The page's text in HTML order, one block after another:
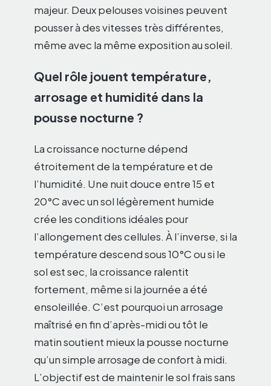
majeur. Deux pelouses voisines peuvent
pousser à des vitesses très différentes,
même avec la même exposition au soleil.
Quel rôle jouent température,
arrosage et humidité dans la
pousse nocturne ?
La croissance nocturne dépend
étroitement de la température et de
l’humidité. Une nuit douce entre 15 et
20°C avec un sol légèrement humide
crée les conditions idéales pour
l’allongement des cellules. À l’inverse, si la
température descend sous 10°C ou si le
sol est sec, la croissance ralentit
fortement, même si la journée a été
ensoleillée. C’est pourquoi un arrosage
maîtrisé en fin d’après-midi ou tôt le
matin soutient mieux la pousse nocturne
qu’un simple arrosage de confort à midi.
L’objectif est de maintenir le sol frais sans